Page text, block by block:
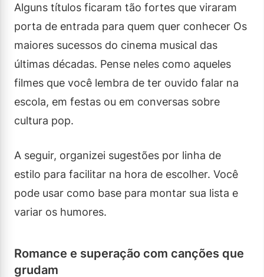
Alguns títulos ficaram tão fortes que viraram
porta de entrada para quem quer conhecer Os
maiores sucessos do cinema musical das
últimas décadas. Pense neles como aqueles
filmes que você lembra de ter ouvido falar na
escola, em festas ou em conversas sobre
cultura pop.
A seguir, organizei sugestões por linha de
estilo para facilitar na hora de escolher. Você
pode usar como base para montar sua lista e
variar os humores.
Romance e superação com canções que
grudam